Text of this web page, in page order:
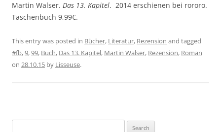
Martin Walser. Das 13. Kapitel. 2014 erschienen bei rororo.
Taschenbuch 9,99€.
This entry was posted in Bücher, Literatur, Rezension and tagged
#fb,9,99, Buch, Das 13. Kapitel, Martin Walser, Rezension, Roman
on 28.10.15 by Lisseuse.